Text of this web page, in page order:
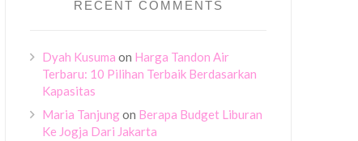
RECENT COMMENTS
Dyah Kusuma on Harga Tandon Air
Terbaru: 10 Pilihan Terbaik Berdasarkan
Kapasitas
Maria Tanjungon Berapa Budget Liburan
Ke Jogja Dari Jakarta